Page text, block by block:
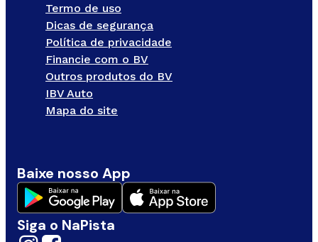
Termo de uso
Dicas de segurança
Política de privacidade
Financie com o BV
Outros produtos do BV
IBV Auto
Mapa do site
Baixe nosso App
Siga o NaPista